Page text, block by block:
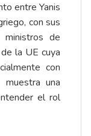
entre Yanis
con sus
ministros de
la UE cuya
con
muestra una
el rol